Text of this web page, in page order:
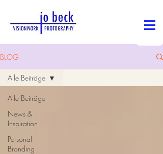
BLOG
Alle Beiträge
News &
Inspiration
Personal
Branding
Alle Beiträge